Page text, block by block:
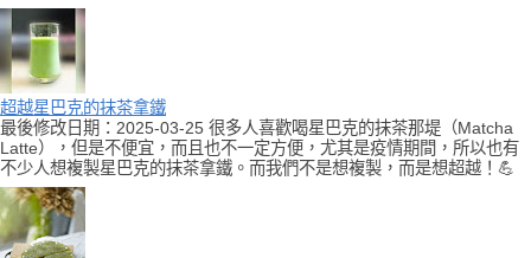
超越星巴克的抹茶拿鐵
最後修改日期：2025-03-25 很多人喜歡喝星巴克的抹茶那堤（Matcha
Latte），但是不便宜，而且也不一定方便，尤其是疫情期間，所以也有
不少人想複製星巴克的抹茶拿鐵。而我們不是想複製，而是想超越！💪